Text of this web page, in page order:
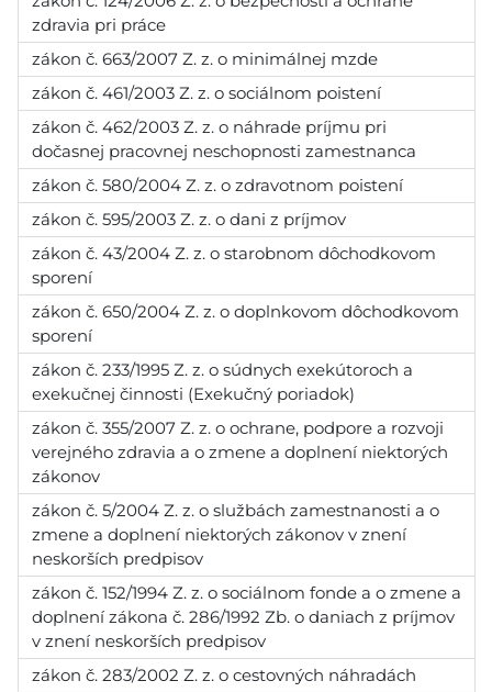
zdravia pri práce
zákon č. 663/2007 Z. z. o minimálnej mzde
zákon č. 461/2003 Z. z. o sociálnom poistení
zákon č. 462/2003 Z. z. o náhrade príjmu pri
dočasnej pracovnej neschopnosti zamestnanca
zákon č. 580/2004 Z. z. o zdravotnom poistení
zákon č. 595/2003 Z. z. o dani z príjmov
zákon č. 43/2004 Z. z. o starobnom dôchodkovom
sporení
zákon č. 650/2004 Z. z. o doplnkovom dôchodkovom
sporení
zákon č. 233/1995 Z. z. o súdnych exekútoroch a
exekučnej činnosti (Exekučný poriadok)
zákon č. 355/2007 Z. z. o ochrane, podpore a rozvoji
verejného zdravia a o zmene a doplnení niektorých
zákonov
zákon č. 5/2004 Z. z. o službách zamestnanosti a o
zmene a doplnení niektorých zákonov v znení
neskorších predpisov
zákon č. 152/1994 Z. z. o sociálnom fonde a o zmene a
doplnení zákona č. 286/1992 Zb. o daniach z príjmov
v znení neskorších predpisov
zákon č. 283/2002 Z. z. o cestovných náhradách